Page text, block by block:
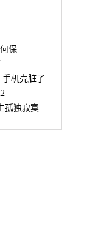
保
机壳脏了
孤独寂寞